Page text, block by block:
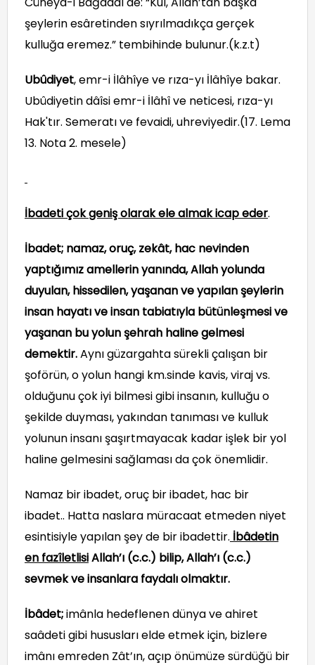
şeylerin esâretinden sıyrılmadıkça gerçek
kulluğa eremez.” tembihinde bulunur.(k.z.t)
Ubûdiyet, emr-i İlâhîye ve rıza-yı İlâhîye bakar.
Ubûdiyetin dâîsi emr-i İlâhî ve neticesi, rıza-yı
Hak'tır. Semeratı ve fevaidi, uhreviyedir.(17. Lema
13. Nota 2. mesele)
İbadeti çok geniş olarak ele almak icap eder.
İbadet; namaz, oruç, zekât, hac nevinden
yaptığımız amellerin yanında, Allah yolunda
duyulan, hissedilen, yaşanan ve yapılan şeylerin
insan hayatı ve insan tabiatıyla bütünleşmesi ve
yaşanan bu yolun şehrah haline gelmesi
demektir.Aynı güzargahta sürekli çalışan bir
şoförün, o yolun hangi km.sinde kavis, viraj vs.
olduğunu çok iyi bilmesi gibi insanın, kulluğu o
şekilde duyması, yakından tanıması ve kulluk
yolunun insanı şaşırtmayacak kadar işlek bir yol
haline gelmesini sağlaması da çok önemlidir.
Namaz bir ibadet, oruç bir ibadet, hac bir
ibadet.. Hatta naslara müracaat etmeden niyet
esintisiyle yapılan şey de bir ibadettir. İbâdetin
en fazîletlisiAllah’ı (c.c.) bilip, Allah’ı (c.c.)
sevmek ve insanlara faydalı olmaktır.
İbâdet;imânla hedeflenen dünya ve ahiret
saâdeti gibi hususları elde etmek için, bizlere
imânı emreden Zât’ın, açıp önümüze sürdüğü bir